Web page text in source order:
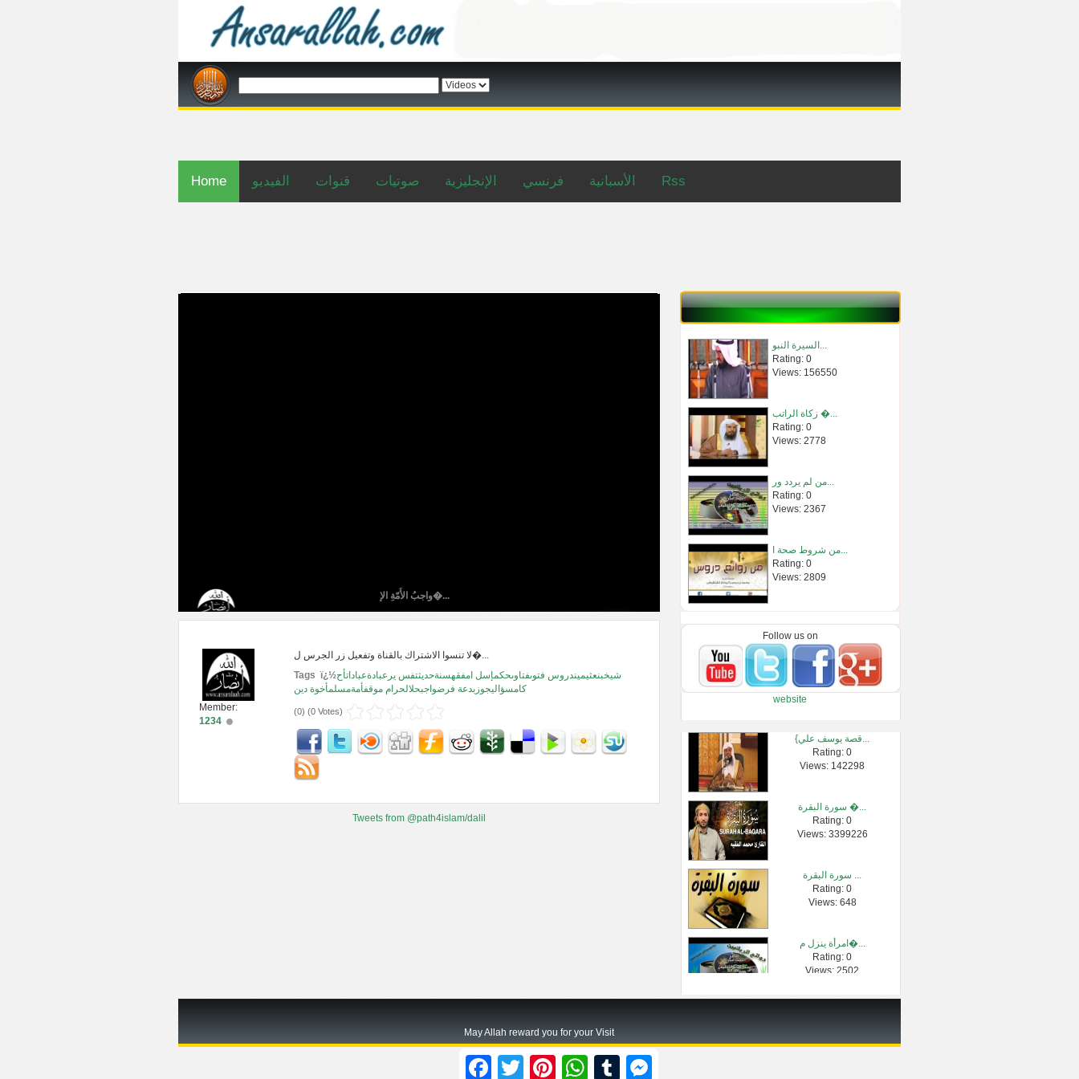
Home الفيديو قنوات صوتيات الإنجليزية فرنسي الأسبانية Rss
واجبُ الأُمّةِ الإ�...
Member:
1234
لا تنسوا الاشتراك بالقناة وتفعيل زر الجرس ل�...
Tags ï¿½شيخبنعثيميندروس فتوىفتاوىحكمإسل امفقهسنةحديثتفس يرعبادةعباداتأح
كامسؤاليجوزبدعة فرضواجبحلالحرام موقفأمةمسلمأخوة دين
(0) (0 Votes)
Tweets from @path4islam/dalil
السيرة النبو...
Rating: 0
Views: 156550
زكاة الراتب �...
Rating: 0
Views: 2778
من لم يردد ور...
Rating: 0
Views: 2367
من شروط صحة ا...
Rating: 0
Views: 2809
Rating: 0
Views: 113339
قصة لقمان بأ�...
Rating: 0
Rating: 0
درس الزاد كا�...
Rating: 0
شرح اسم الله ...
Rating: 0
الشيخ الشبيل...
Rating: 0
Follow us on
website
{قصة يوسف علي...
Rating: 0
Views: 142298
سورة البقرة �...
Rating: 0
Views: 3399226
سورة البقرة ...
Rating: 0
Views: 648
امرأة ينزل م�...
Rating: 0
Views: 2502
May Allah reward you for your Visit
FacebookTwitter Pinterest WhatsAppTumblr